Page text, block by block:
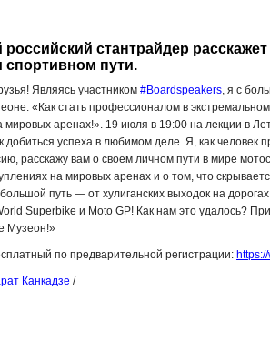
стантрайдер
спортивном пути.
Являясь участником #Boardspeakers, я с
«Как стать профессионалом в
мировых аренах!». 19 июля в 19:00 на лекции в
добиться успеха в любимом деле. Я, как человек
расскажу вам о своем личном пути в мире
на мировых аренах и о том, что
путь — от хулиганских выходок на
Superbike и Moto GP! Как нам это удалось?
Музеон!»
по предварительной регистрации:
Канкадзе /